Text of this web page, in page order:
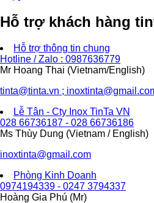
Hỗ trợ khách hàng
Hỗ trợ thông tin chung
Hotline / Zalo : 0987636779
Mr Hoang Thai (Vietnam/English)
tinta@tinta.vn ;
Lễ Tân - Cty Inox TinTa VN
028 66736187 - 028 66736186
Ms Thùy Dung (Vietnam / English)
inoxtinta@gmail.com
Phòng Kinh Doanh
0974194339 - 0247 3794337
Hoàng Gia Phú (Mr)